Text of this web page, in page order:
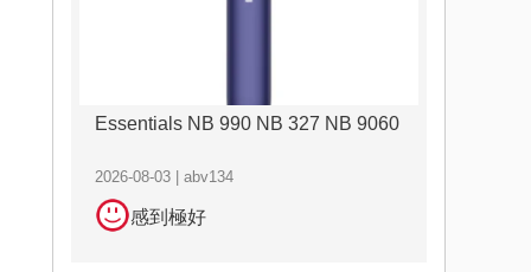
Essentials NB 990 NB 327 NB 9060
2026-08-03 | abv134
感到極好